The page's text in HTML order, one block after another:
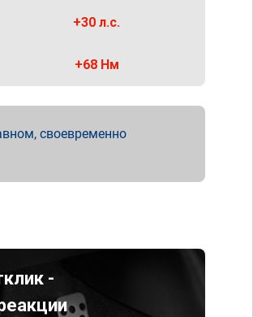
+30 л.с.
+68 Нм
своевременно
-